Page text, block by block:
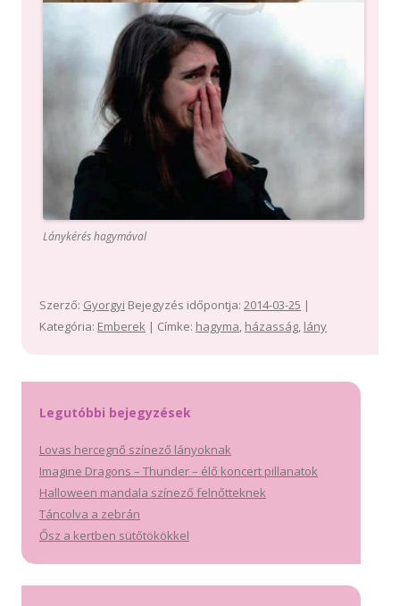
Lánykérés hagymával
Szerző: Gyorgyi Bejegyzés időpontja: 2014-03-25 |
Kategória: Emberek | Címke: hagyma, házasság, lány
Legutóbbi bejegyzések
Lovas hercegnő színező lányoknak
Imagine Dragons – Thunder – élő koncert pillanatok
Halloween mandala színező felnőtteknek
Táncolva a zebrán
Ősz a kertben sütőtökökkel